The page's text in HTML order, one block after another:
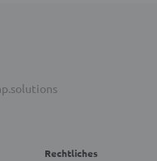
Rechtliches